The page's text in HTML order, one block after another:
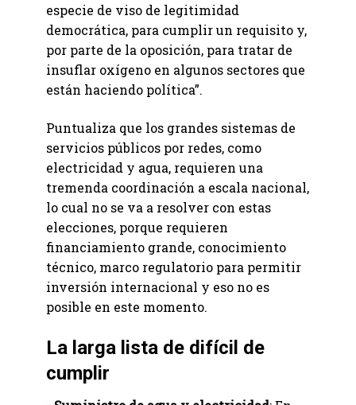
especie de viso de legitimidad
democrática, para cumplir un requisito y,
por parte de la oposición, para tratar de
insuflar oxígeno en algunos sectores que
están haciendo política”.
Puntualiza que los grandes sistemas de
servicios públicos por redes, como
electricidad y agua, requieren una
tremenda coordinación a escala nacional,
lo cual no se va a resolver con estas
elecciones, porque requieren
financiamiento grande, conocimiento
técnico, marco regulatorio para permitir
inversión internacional y eso no es
posible en este momento.
La larga lista de difícil de
cumplir